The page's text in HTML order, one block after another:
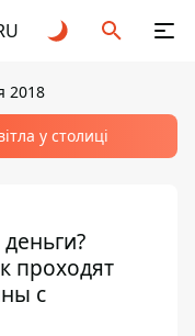
2018
у столиці
проходят
с